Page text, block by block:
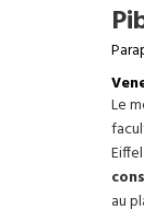
Le
Eiffel
au